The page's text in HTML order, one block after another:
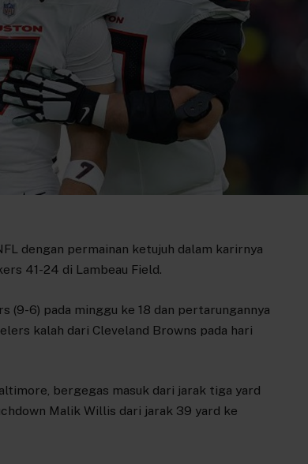
dengan permainan ketujuh dalam karirnya
41-24 di Lambeau Field.
(9-6) pada minggu ke 18 dan pertarungannya
kalah dari Cleveland Browns pada hari
bergegas masuk dari jarak tiga yard
Malik Willis dari jarak 39 yard ke